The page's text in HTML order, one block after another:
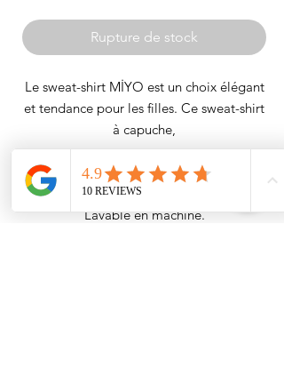
Rupture de stock
Le sweat-shirt MİYO est un choix élégant
et tendance pour les filles. Ce sweat-shirt
à capuche,
Il est fabriqué en polyester tricoté.
Lavable en machine.